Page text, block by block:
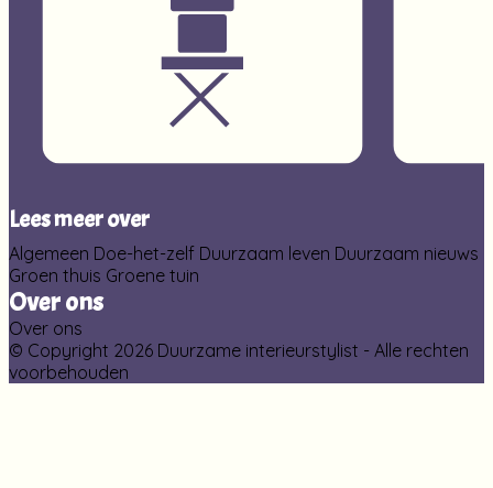
Lees meer over
Algemeen Doe-het-zelf Duurzaam leven Duurzaam nieuws
Groen thuis Groene tuin
Over ons
Over ons
© Copyright 2026 Duurzame interieurstylist - Alle rechten
voorbehouden